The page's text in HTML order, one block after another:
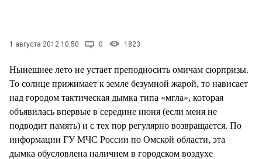
1 августа 2012 10:50 0 1823
Нынешнее лето не устает преподносить омичам сюрпризы.
То солнце прижимает к земле безумной жарой, то нависает
над городом тактическая дымка типа «мгла», которая
объявилась впервые в середине июня (если меня не
подводит память) и с тех пор регулярно возвращается. По
информации ГУ МЧС России по Омской области, эта
дымка обусловлена наличием в городском воздухе